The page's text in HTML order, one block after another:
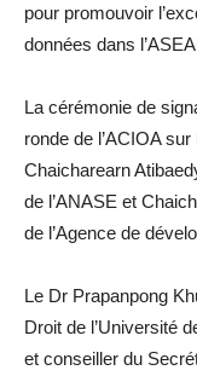
pour promouvoir
données dans
La cérémonie de
ronde de l’ACIOA
Chaicharearn
de l’ANASE et
de l’Agence de
Le Dr Prapanpong
Droit de l’Université
et conseiller du